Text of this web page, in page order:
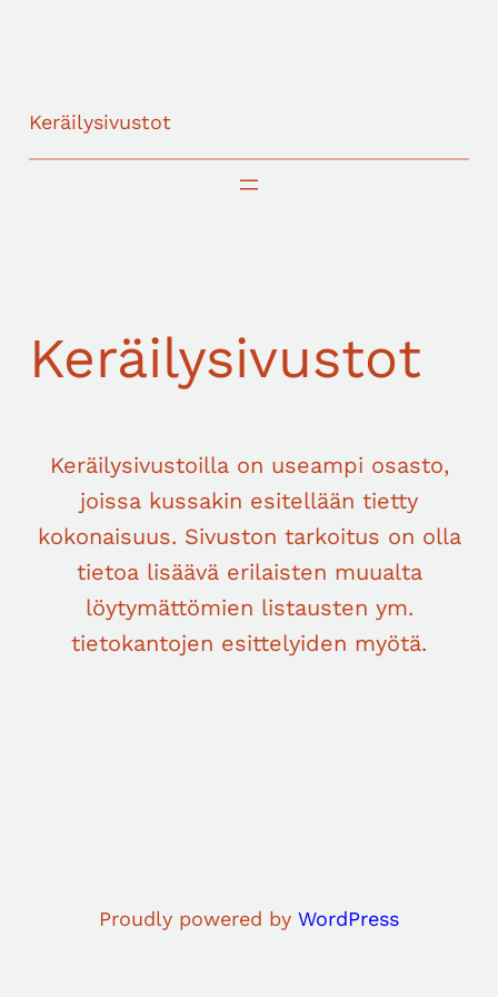
Keräilysivustot
Keräilysivustot
Keräilysivustoilla on useampi osasto,
joissa kussakin esitellään tietty
kokonaisuus. Sivuston tarkoitus on olla
tietoa lisäävä erilaisten muualta
löytymättömien listausten ym.
tietokantojen esittelyiden myötä.
Proudly powered by WordPress